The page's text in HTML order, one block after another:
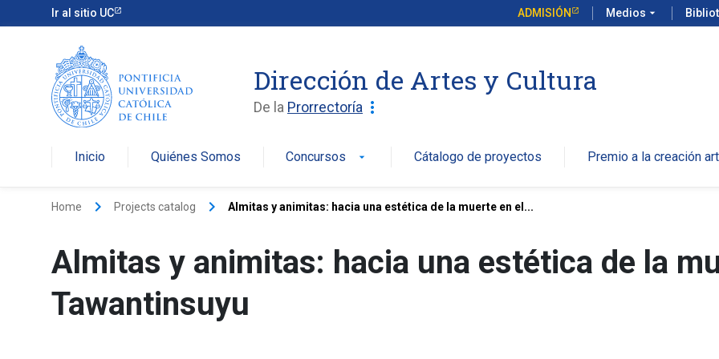
Ir al sitio UC ADMISIÓN Medios arrow_drop_down
Dirección de Artes y Cultura
De la Prorrectoría more_vert
Inicio Quiénes Somos Concursos arrow_drop_down Cátalogo de proyectos Premio a la creación
Home keyboard_arrow_right Projects catalog keyboard_arrow_right Almitas y animitas: hacia una estética de la muerte en el...
Almitas y animitas: hacia una estética de la
Tawantinsuyu